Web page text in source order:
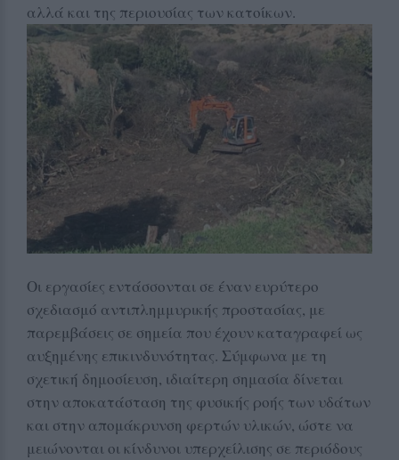
αλλά και της περιουσίας των κατοίκων.
Οι εργασίες εντάσσονται σε έναν ευρύτερο
σχεδιασμό αντιπλημμυρικής προστασίας, με
παρεμβάσεις σε σημεία που έχουν καταγραφεί ως
αυξημένης επικινδυνότητας. Σύμφωνα με τη
σχετική δημοσίευση, ιδιαίτερη σημασία δίνεται
στην αποκατάσταση της φυσικής ροής των υδάτων
και στην απομάκρυνση φερτών υλικών, ώστε να
μειώνονται οι κίνδυνοι υπερχείλισης σε περιόδους